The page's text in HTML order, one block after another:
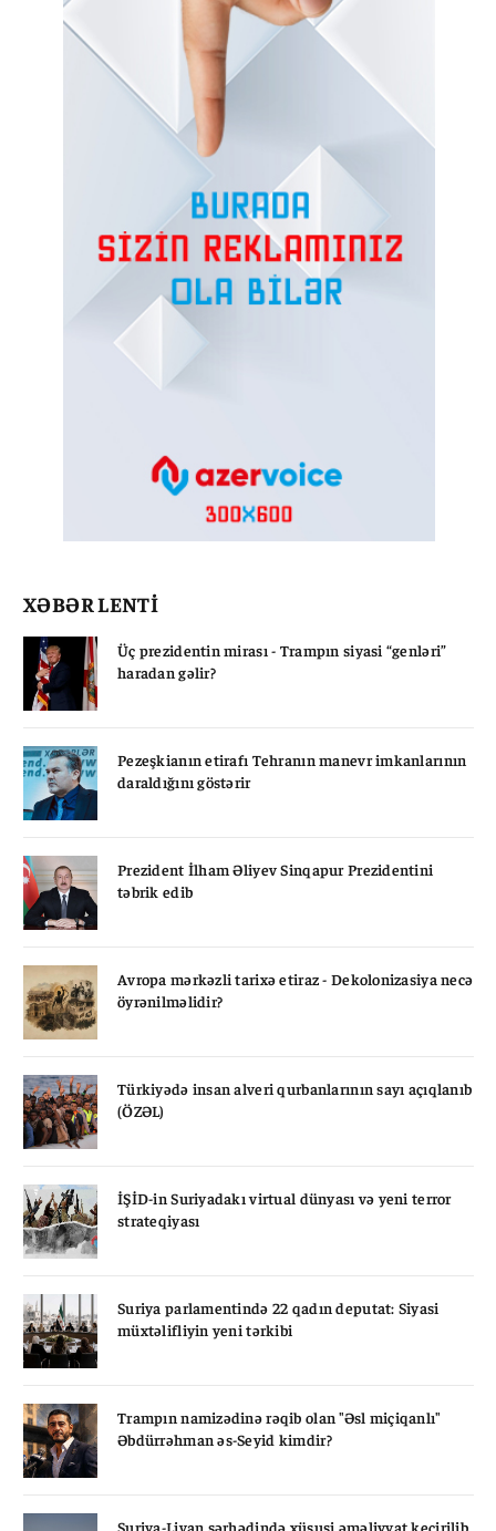
XƏBƏR LENTİ
Üç prezidentin mirası - Trampın siyasi “genləri”
haradan gəlir?
Pezeşkianın etirafı Tehranın manevr imkanlarının
daraldığını göstərir
Prezident İlham Əliyev Sinqapur Prezidentini
təbrik edib
Avropa mərkəzli tarixə etiraz - Dekolonizasiya necə
öyrənilməlidir?
Türkiyədə insan alveri qurbanlarının sayı açıqlanıb
(ÖZƏL)
İŞİD-in Suriyadakı virtual dünyası və yeni terror
strateqiyası
Suriya parlamentində 22 qadın deputat: Siyasi
müxtəlifliyin yeni tərkibi
Trampın namizədinə rəqib olan "Əsl miçiqanlı"
Əbdürrəhman əs-Seyid kimdir?
Suriya-Livan sərhədində xüsusi əməliyyat keçirilib